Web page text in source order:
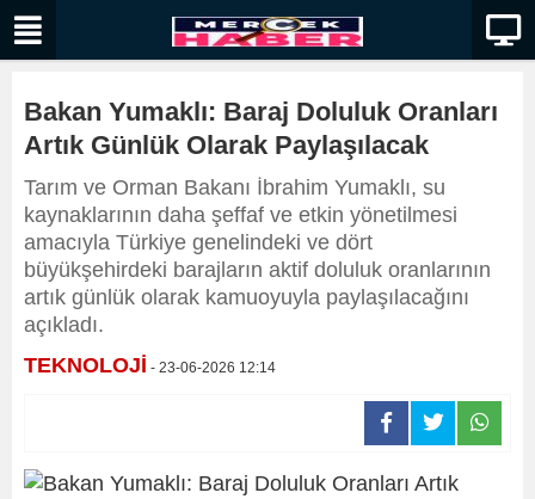
Bakan Yumaklı: Baraj Doluluk Oranları
Artık Günlük Olarak Paylaşılacak
Tarım ve Orman Bakanı İbrahim Yumaklı, su
kaynaklarının daha şeffaf ve etkin yönetilmesi
amacıyla Türkiye genelindeki ve dört
büyükşehirdeki barajların aktif doluluk oranlarının
artık günlük olarak kamuoyuyla paylaşılacağını
açıkladı.
TEKNOLOJİ - 23-06-2026 12:14